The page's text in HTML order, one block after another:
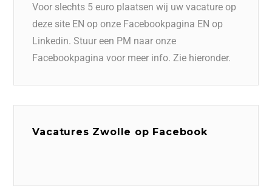
Voor slechts 5 euro plaatsen wij uw vacature op
deze site EN op onze Facebookpagina EN op
Linkedin. Stuur een PM naar onze
Facebookpagina voor meer info. Zie hieronder.
Vacatures Zwolle op Facebook